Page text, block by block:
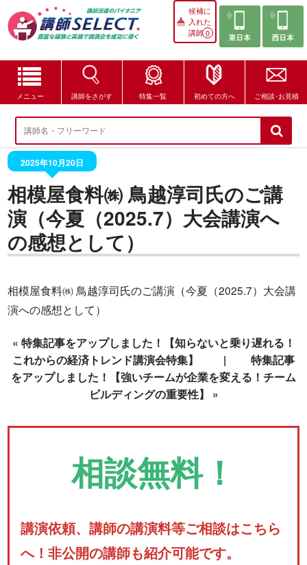
候補に
入れた
講師0
メニュー 講師をさがす 特集一覧 初めての方へ ご相談･お見積
講師をさがす
特集一覧
講師セレクトが選ばれる理由
ブログ・コラム
はじめての方へ
ご相談・お見積
2025年10月20日
相模屋食料㈱ 鳥越淳司氏のご講
演（今夏（2025.7）大会講演へ
の感想として）
相模屋食料㈱ 鳥越淳司氏のご講演（今夏（2025.7）大会講
演への感想として）
« 特集記事をアップしました！【知らないと乗り遅れる！
これからの経済トレンド講演会特集】
| 特集記事
をアップしました！【強いチームが企業を変える！チーム
ビルディングの重要性】
»
相談無料！
講演依頼、講師の講演料等ご相談はこちら
へ！非公開の講師も紹介可能です。